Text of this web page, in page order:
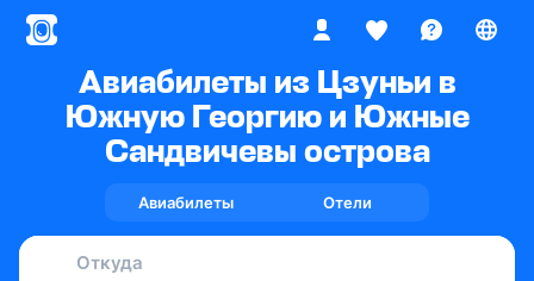
Авиабилеты из Цзуньи в
Южную Георгию и Южные
Сандвичевы острова
Авиабилеты Отели